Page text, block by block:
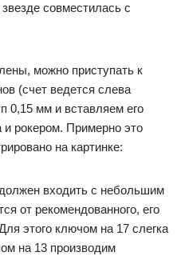
совместилась с
можно приступать к
(счет ведется слева
0,15 мм и вставляем его
рокером. Примерно это
на картинке:
входить с небольшим
от рекомендованного, его
этого ключом на 17 слегка
на 13 производим